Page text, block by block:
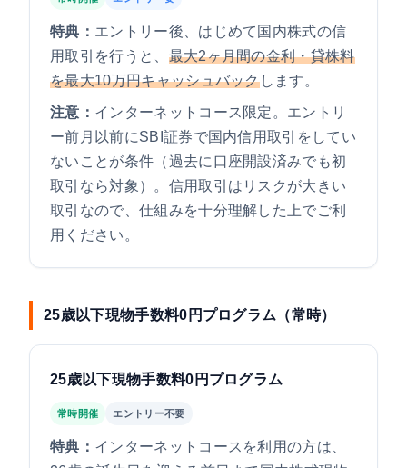
特典： エントリー後、はじめて国内株式の信
用取引を行うと、 最大2ヶ月間の金利・貸株料
を最大10万円キャッシュバックします。
注意： インターネットコース限定。エントリ
ー前月以前にSBI証券で国内信用取引をしてい
ないことが条件（過去に口座開設済みでも初
取引なら対象）。信用取引はリスクが大きい
取引なので、仕組みを十分理解した上でご利
用ください。
25歳以下現物手数料0円プログラム（常時）
25歳以下現物手数料0円プログラム
常時開催 エントリー不要
特典： インターネットコースを利用の方は、